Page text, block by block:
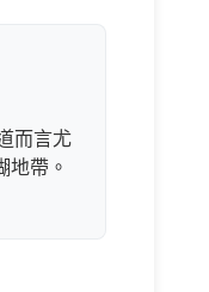
而言尤
地帶。